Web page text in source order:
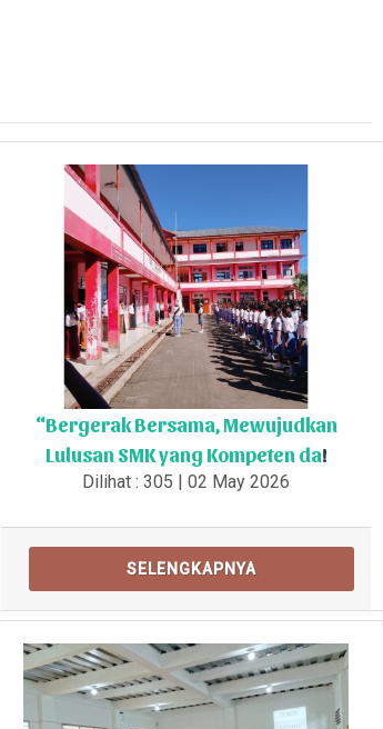
“Bergerak Bersama, Mewujudkan
Lulusan SMK yang Kompeten da!
Dilihat : 305 | 02 May 2026
SELENGKAPNYA